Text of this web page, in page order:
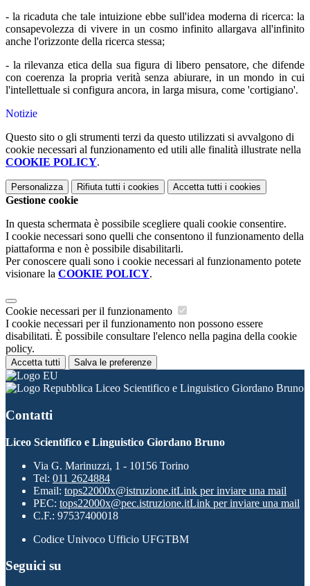
- la ricaduta che tale intuizione ebbe sull'idea moderna di ricerca: la
consapevolezza di vivere in un cosmo infinito allargava all'infinito
anche l'orizzonte della ricerca stessa;
- la rilevanza etica della sua figura di libero pensatore, che difende
con coerenza la propria verità senza abiurare, in un mondo in cui
l'intellettuale si configura ancora, in larga misura, come 'cortigiano'.
Notizie
Questo sito o gli strumenti terzi da questo utilizzati si avvalgono di
cookie necessari al funzionamento ed utili alle finalità illustrate nella
COOKIE POLICY.
Personalizza Rifiuta tutti i cookies Accetta tutti i cookies
Gestione cookie
In questa schermata è possibile scegliere quali cookie consentire.
I cookie necessari sono quelli che consentono il funzionamento della
piattaforma e non è possibile disabilitarli.
Per conoscere quali sono i cookie necessari al funzionamento potete
visionare la COOKIE POLICY.
Cookie necessari per il funzionamento
I cookie necessari per il funzionamento non possono essere
disabilitati. È possibile consultare l'elenco nella pagina della cookie
policy.
Accetta tutti Salva le preferenze
Liceo Scientifico e Linguistico Giordano Bruno
Contatti
Liceo Scientifico e Linguistico Giordano Bruno
Via G. Marinuzzi, 1 - 10156 Torino
Tel: 011 2624884
Email: tops22000x@istruzione.itLink per inviare una mail
PEC: tops22000x@pec.istruzione.itLink per inviare una mail
C.F.: 97537400018
Codice Univoco Ufficio UFGTBM
Seguici su